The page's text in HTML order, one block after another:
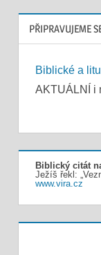
PŘIPRAVUJEME
Biblické a
AKTUÁLNÍ i
Biblický citát
Ježíš řekl:
www.vira.cz